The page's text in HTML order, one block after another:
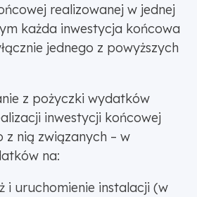
realizowanej w jednej
każda inwestycja końcowa
jednego z powyższych
z pożyczki wydatków
inwestycji końcowej
nią związanych – w
na:
i uruchomienie instalacji (w